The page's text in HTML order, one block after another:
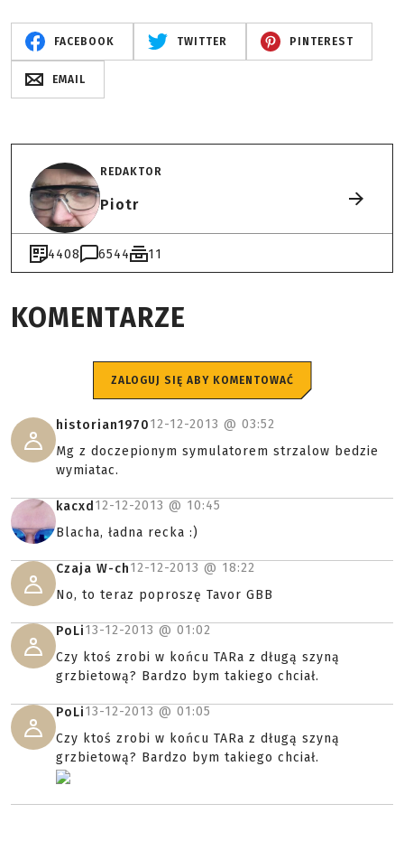
FACEBOOK TWITTER PINTEREST
EMAIL
REDAKTOR
Piotr
4408 6544 11
KOMENTARZE
ZALOGUJ SIĘ ABY KOMENTOWAĆ
historian197012-12-2013 @ 03:52
Mg z doczepionym symulatorem strzalow bedzie
wymiatac.
kacxd 12-12-2013 @ 10:45
Blacha, ładna recka :)
Czaja W-ch12-12-2013 @ 18:22
No, to teraz poproszę Tavor GBB
PoLi13-12-2013 @ 01:02
Czy ktoś zrobi w końcu TARa z długą szyną
grzbietową? Bardzo bym takiego chciał.
PoLi13-12-2013 @ 01:05
Czy ktoś zrobi w końcu TARa z długą szyną
grzbietową? Bardzo bym takiego chciał.